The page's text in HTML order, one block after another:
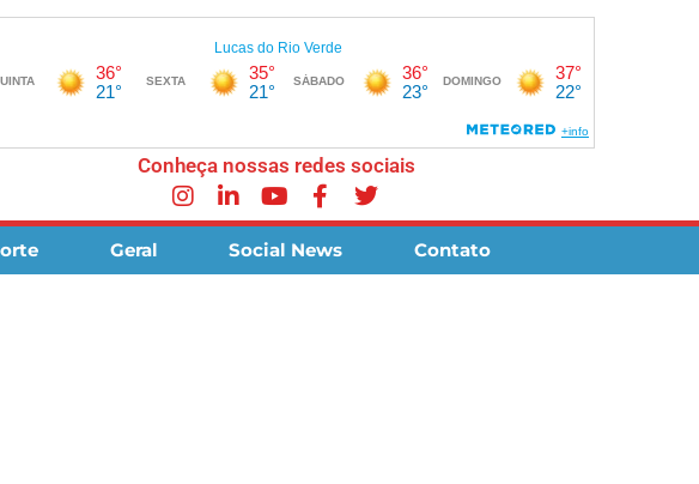
Conheça nossas redes sociais
Geral Social News Contato